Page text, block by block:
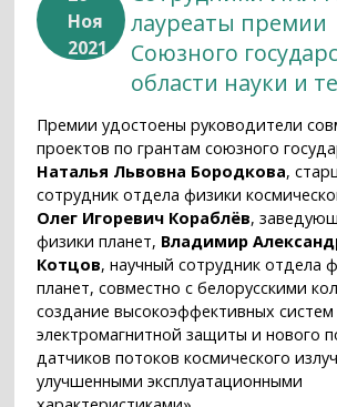
Ноя
2021
лауреаты премии
Союзного
области науки и
Премии удостоены руководители
проектов по грантам союзного
Наталья Львовна Бородкова,
сотрудник отдела физики
Олег Игоревич Кораблёв,
физики планет, Владимир
Котцов, научный сотрудник отдела
планет, совместно с белорусскими
создание высокоэффективных систем
электромагнитной защиты и нового
датчиков потоков космического
улучшенными эксплуатационными